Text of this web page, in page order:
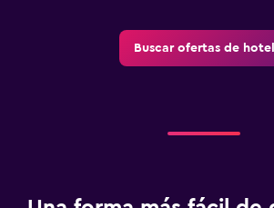
Buscar ofertas de hotel